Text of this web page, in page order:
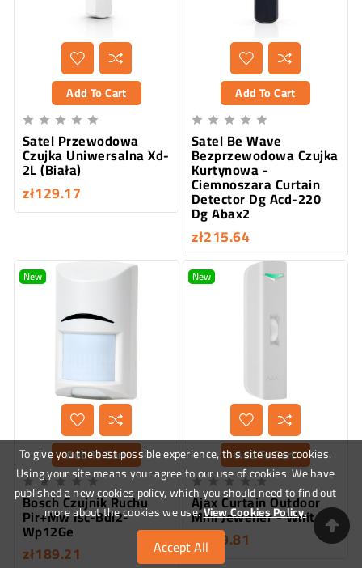
To give you the best possible experience, this site uses cookies.
Using your site means your agree to our use of cookies. We have
published a new cookies policy, which you should need to find out
more about the cookies we use.View Cookies Policy.
Accept All
Add To Cart
    
Satel Przewodowa
Czujka Uniwersalna Xd-
2L (Biała)
zł129.17
Add To Cart
    
Satel Be Wave
Bezprzewodowa Czujka
Kurtynowa -
Ciemnoszara Curtain
Detector Dg Acd-220
Dg Abax2
zł215.64
New
Add To Cart
    
Bosch Czujnik Ruchu
Pir+Mw Isc-Bdl2-
Wp12Ge
zł189.21
New
Add To Cart
    
Ajax Curtain Outdoor
Mini Jeweller - White
zł469.81